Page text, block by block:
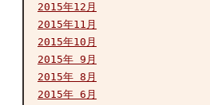
2015年12月
2015年11月
2015年10月
2015年 9月
2015年 8月
2015年 6月